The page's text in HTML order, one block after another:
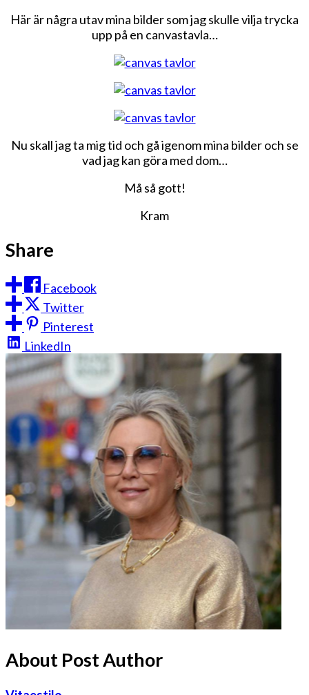
Här är några utav mina bilder som jag skulle vilja trycka
upp på en canvastavla…
Nu skall jag ta mig tid och gå igenom mina bilder och se
vad jag kan göra med dom…
Må så gott!
Kram
Share
Facebook
Twitter
Pinterest
LinkedIn
About Post Author